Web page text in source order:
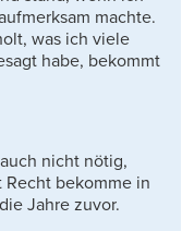
machte.
was ich viele
habe, bekommt
nicht nötig,
Recht bekomme in
Jahre zuvor.